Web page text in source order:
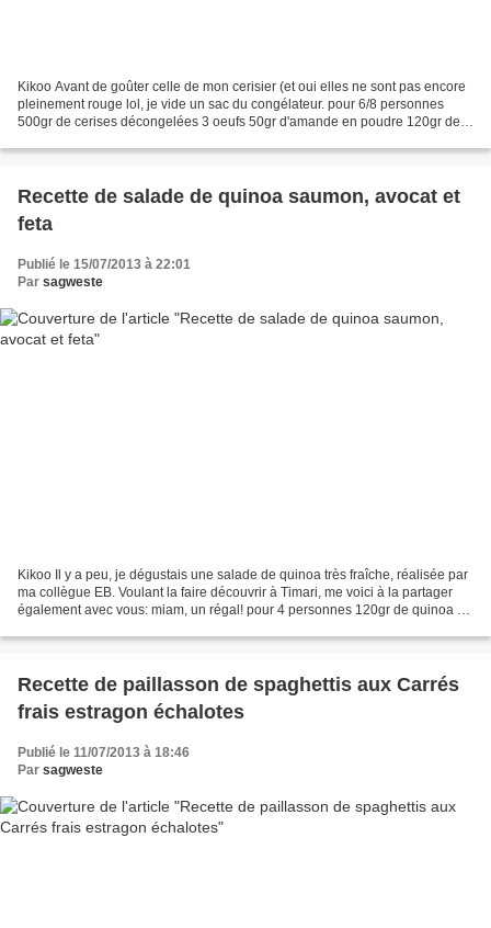
Kikoo Avant de goûter celle de mon cerisier (et oui elles ne sont pas encore
pleinement rouge lol, je vide un sac du congélateur. pour 6/8 personnes
500gr de cerises décongelées 3 oeufs 50gr d'amande en poudre 120gr de
Recette de salade de quinoa saumon, avocat et
feta
Publié le 15/07/2013 à 22:01
Par sagweste
Kikoo Il y a peu, je dégustais une salade de quinoa très fraîche, réalisée par
ma collègue EB. Voulant la faire découvrir à Timari, me voici à la partager
également avec vous: miam, un régal! pour 4 personnes 120gr de quinoa 4
Recette de paillasson de spaghettis aux Carrés
frais estragon échalotes
Publié le 11/07/2013 à 18:46
Par sagweste